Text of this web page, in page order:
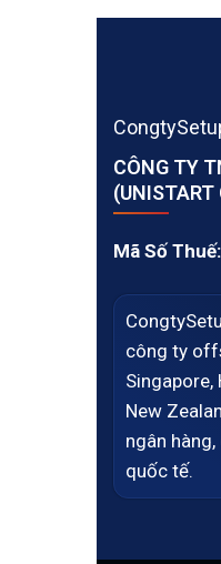
CÔNG TY
(UNISTART
Mã Số Thuế:
công ty
Singapore,
New
ngân
quốc tế.